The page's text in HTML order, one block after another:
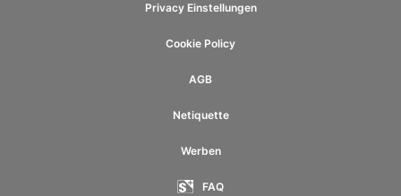
Privacy Einstellungen
Cookie Policy
AGB
Netiquette
Werben
FAQ